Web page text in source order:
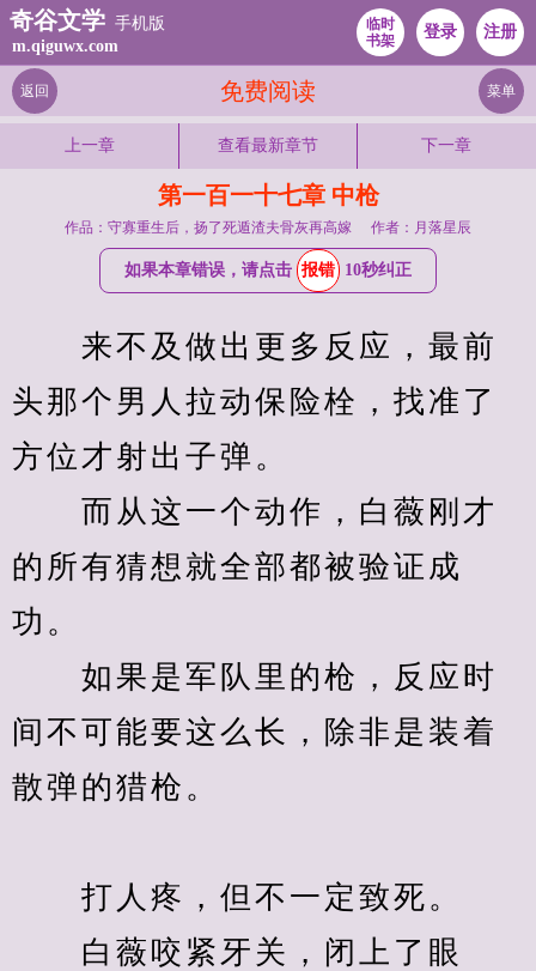
奇谷文学 手机版
m.qiguwx.com
临时
书架
登录 注册
免费阅读
返回 菜单
上一章 查看最新章节 下一章
第一百一十七章 中枪
作品：守寡重生后，扬了死遁渣夫骨灰再高嫁 作者：月落星辰
如果本章错误，请点击 报错 10秒纠正
来不及做出更多反应，最前
头那个男人拉动保险栓，找准了
方位才射出子弹。
而从这一个动作，白薇刚才
的所有猜想就全部都被验证成
功。
如果是军队里的枪，反应时
间不可能要这么长，除非是装着
散弹的猎枪。
打人疼，但不一定致死。
白薇咬紧牙关，闭上了眼